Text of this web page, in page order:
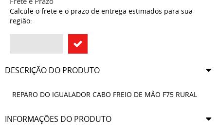
Calcule o frete e o prazo de entrega estimados para sua
região:
DESCRIÇÃO DO PRODUTO
REPARO DO IGUALADOR CABO FREIO DE MÃO F75 RURAL
INFORMAÇÕES DO PRODUTO